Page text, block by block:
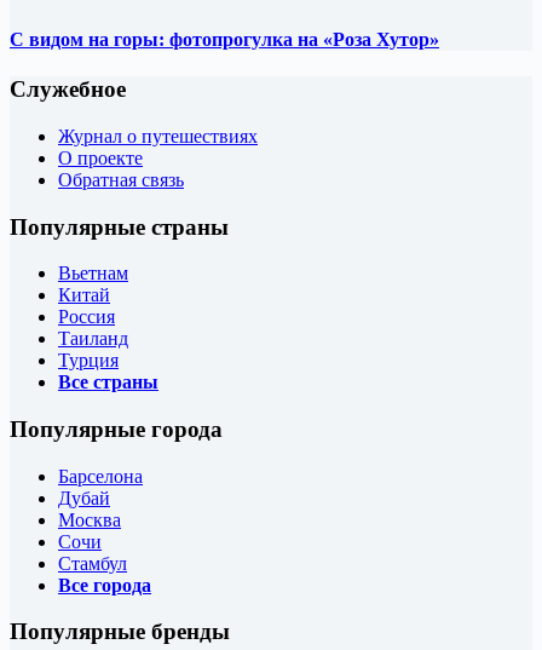
С видом на горы: фотопрогулка на «Роза Хутор»
Служебное
Журнал о путешествиях
О проекте
Обратная связь
Популярные страны
Вьетнам
Китай
Россия
Таиланд
Турция
Все страны
Популярные города
Барселона
Дубай
Москва
Сочи
Стамбул
Все города
Популярные бренды